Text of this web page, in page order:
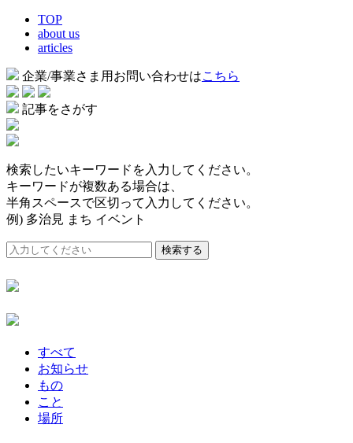
TOP
about us
articles
企業/事業さま用お問い合わせはこちら
記事をさがす
検索したいキーワードを入力してください。
キーワードが複数ある場合は、
半角スペースで区切って入力してください。
例) 多治見 まち イベント
検索する
すべて
お知らせ
もの
こと
場所